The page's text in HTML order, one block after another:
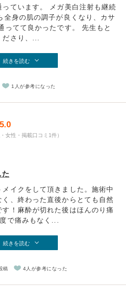
ています。 メガ美白注射も継続
全身の肌の調子が良くなり、カサ
ってて良かったです。 先生もと
さり、...
続きを読む
1人が参考になった
5.0
女性・掲載口コミ1件）
た
イクをして頂きました。施術中
、終わった直後からとても自然
！麻酔が切れた後はほんのり痛
で痛みもなく...
続きを読む
稿 4人が参考になった